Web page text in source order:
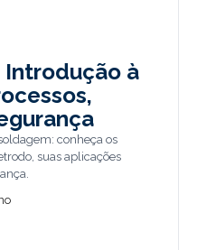
Introdução à
conheça os
suas aplicações